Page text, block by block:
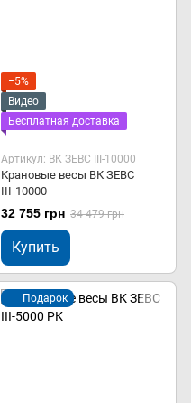
−5%
Видео
Бесплатная доставка
Артикул: ВК ЗЕВС ІІІ-10000
Крановые весы ВК ЗЕВС
ІІІ-10000
32 755 грн 34 479 грн
Купить
Подарок